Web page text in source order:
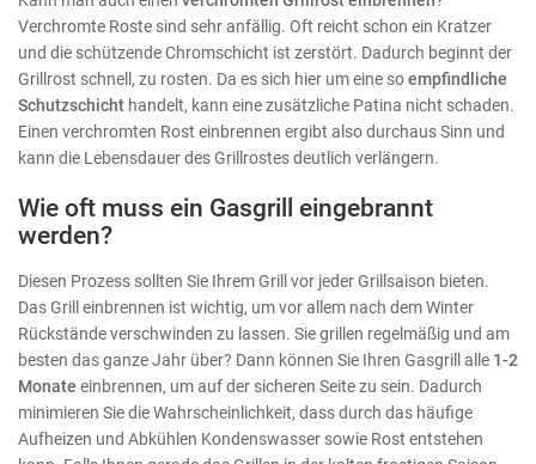
Verchromte Roste sind sehr anfällig. Oft reicht schon ein Kratzer
und die schützende Chromschicht ist zerstört. Dadurch beginnt der
Grillrost schnell, zu rosten. Da es sich hier um eine soempfindliche
Schutzschicht handelt, kann eine zusätzliche Patina nicht schaden.
Einen verchromten Rost einbrennen ergibt also durchaus Sinn und
kann die Lebensdauer des Grillrostes deutlich verlängern.
Wie oft muss ein Gasgrill eingebrannt
werden?
Diesen Prozess sollten Sie Ihrem Grill vor jeder Grillsaison bieten.
Das Grill einbrennen ist wichtig, um vor allem nach dem Winter
Rückstände verschwinden zu lassen. Sie grillen regelmäßig und am
besten das ganze Jahr über? Dann können Sie Ihren Gasgrill alle 1-2
Monate einbrennen, um auf der sicheren Seite zu sein. Dadurch
minimieren Sie die Wahrscheinlichkeit, dass durch das häufige
Aufheizen und Abkühlen Kondenswasser sowie Rost entstehen